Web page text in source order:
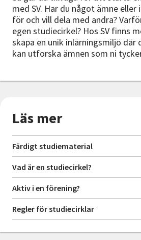
Lyssna
med SV. Har du något ämne eller
för och vill dela med andra?
egen studiecirkel? Hos SV finns
skapa en unik inlärningsmiljö där
kan utforska ämnen som ni
Läs mer
Färdigt studiematerial
Vad är en studiecirkel?
Aktiv i en förening?
Regler för studiecirklar